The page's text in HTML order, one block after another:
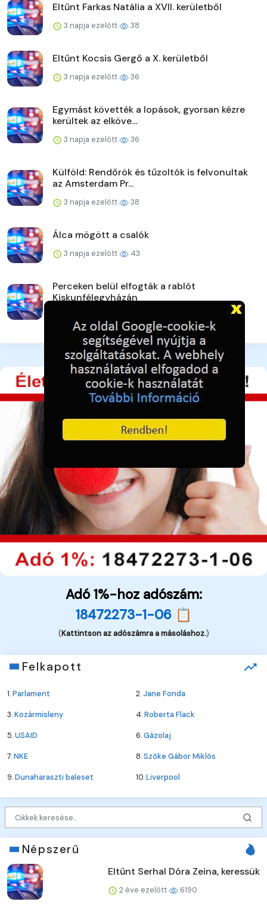
Eltűnt Farkas Natália a XVII. kerületből
3 napja ezelőtt 38
Eltűnt Kocsis Gergő a X. kerületből
3 napja ezelőtt 36
Egymást követték a lopások, gyorsan kézre
kerültek az elköve...
3 napja ezelőtt 36
Külföld: Rendőrök és tűzoltók is felvonultak
az Amsterdam Pr...
3 napja ezelőtt 38
Álca mögött a csalók
3 napja ezelőtt 43
Perceken belül elfogták a rablót
Kiskunfélegyházán
Adó 1%-hoz adószám:
18472273-1-06 📋
(Kattintson az adószámra a másoláshoz.)
Felkapott
1.Parlament 2.Jane Fonda
3.Kozármisleny 4.Roberta Flack
5.USAID 6.Gázolaj
7.NKE 8.Szőke Gábor Miklós
9.Dunaharaszti baleset 10.Liverpool
Népszerű
Eltűnt Serhal Dóra Zeina, keressük
2 éve ezelőtt 6190